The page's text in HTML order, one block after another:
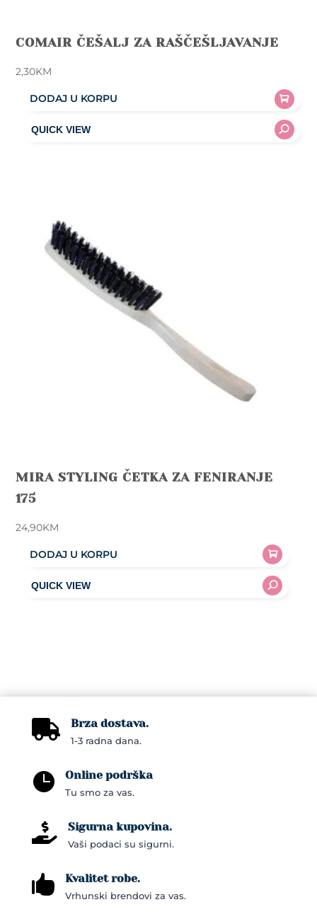
COMAIR ČEŠALJ ZA RAŠČEŠLJAVANJE
2,30KM
DODAJ U KORPU
MIRA STYLING ČETKA ZA FENIRANJE
175
24,90KM
DODAJ U KORPU
 Brza dostava.
1-3 radna dana.
 Online podrška
Tu smo za vas.
 Sigurna kupovina.
Vaši podaci su sigurni.
 Kvalitet robe.
Vrhunski brendovi za vas.